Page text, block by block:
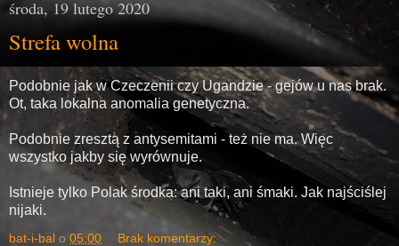
środa, 19 lutego 2020
Strefa wolna
Podobnie jak w Czeczenii czy Ugandzie - gejów u nas brak.
Ot, taka lokalna anomalia genetyczna.
Podobnie zresztą z antysemitami - też nie ma. Więc
wszystko jakby się wyrównuje.
Istnieje tylko Polak środka: ani taki, ani śmaki. Jak najściślej
nijaki.
bat-i-bal o 05:00 Brak komentarzy: